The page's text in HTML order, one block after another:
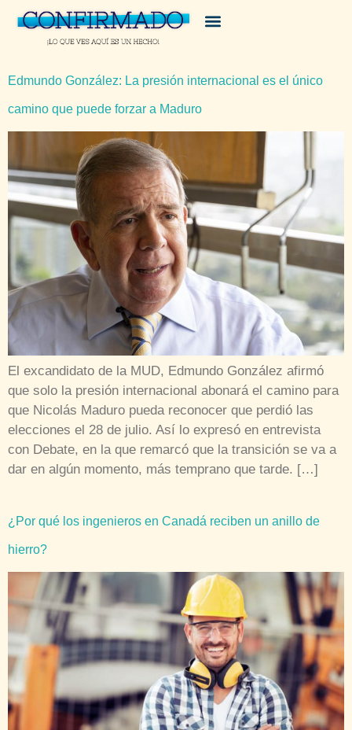
Edmundo González: La presión internacional es el único
camino que puede forzar a Maduro
El excandidato de la MUD, Edmundo González afirmó
que solo la presión internacional abonará el camino para
que Nicolás Maduro pueda reconocer que perdió las
elecciones el 28 de julio. Así lo expresó en entrevista
con Debate, en la que remarcó que la transición se va a
dar en algún momento, más temprano que tarde. […]
¿Por qué los ingenieros en Canadá reciben un anillo de
hierro?